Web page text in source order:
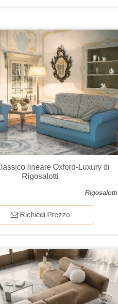
lineare Oxford-Luxury di
Rigosalotti
Rigosalotti
Richiedi Prezzo